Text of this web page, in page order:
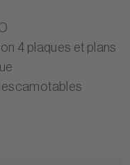
4 plaques et plans